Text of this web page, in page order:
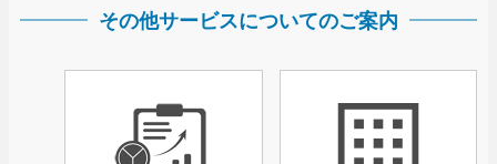
その他サービスについてのご案内